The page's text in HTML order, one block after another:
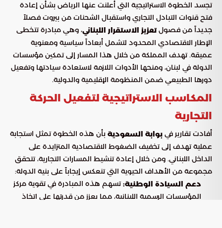
تجسد الخطوة الاستراتيجية التي أعلنت عنها الرياض بشأن إعادة
فتح قنوات التبادل التجاري واستقبال الشحنات من بيروت فصلاً
جديداً من فصولتعزيز الاستقرار اللبناني، وهي مبادرة تتخطى
الإطار الاقتصادي المحدود لتشمل أبعاداً سياسية ومعنوية
عميقة. تهدف المملكة من خلال هذا المسار إلى تمكين مؤسسات
الدولة في لبنان، ومنحها الأدوات اللازمة لاستعادة سيادتها وتفعيل
دورها الطبيعي ضمن المنظومة الإقليمية والدولية.
المكاسب الاستراتيجية لتفعيل الحركة
التجارية
أفادت تقارير في بوابة السعودية بأن هذه الخطوة تمثل استجابة
عملية تهدف إلى تخفيف الضغوط الاقتصادية المتزايدة على
الداخل اللبناني. ومن خلال إعادة تنشيط المسارات التجارية، تتحقق
مجموعة من الأهداف الحيوية التي تنعكس إيجاباً على بنية الدولة:
دعم السيادة الوطنية:تسهم هذه المبادرة في تقوية مركز
المؤسسات الرسمية اللبنانية، مما يعزز من قدرتها على اتخاذ